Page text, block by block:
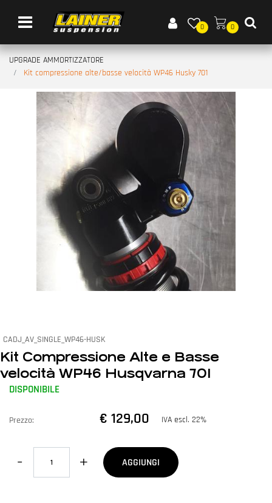
Open menu
0 0
UPGRADE AMMORTIZZATORE
Kit compressione alte/basse velocità WP46 Husky 701
CADJ_AV_SINGLE_WP46-HUSK
Kit Compressione Alte e Basse
velocità WP46 Husqvarna 701
DISPONIBILE
Prezzo: € 129,00 IVA escl. 22%
Quantità
AGGIUNGI